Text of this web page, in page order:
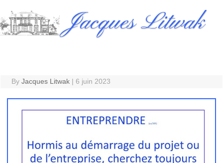
to
content
Jacques Litwak
By Jacques Litwak | 6 juin 2023